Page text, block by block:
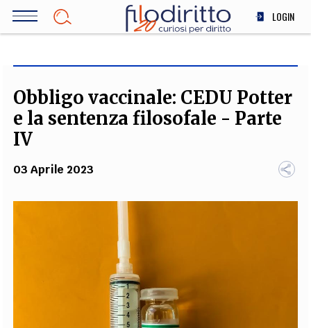
Salta
LOGIN
SOCIETÀ
MEDICINA
REDAZIONE COMITATO SCIENTIFICO
FOTOGRAFI PARTNER COLLABORA CON NOI
Obbligo vaccinale: CEDU Potter
e la sentenza filosofale - Parte
IV
03 Aprile 2023